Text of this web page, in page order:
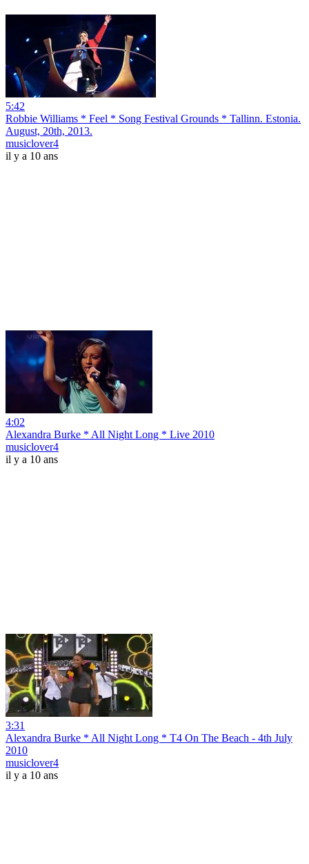
5:42
Robbie Williams * Feel * Song Festival Grounds * Tallinn. Estonia.
August, 20th, 2013.
musiclover4
il y a 10 ans
4:02
Alexandra Burke * All Night Long * Live 2010
musiclover4
il y a 10 ans
3:31
Alexandra Burke * All Night Long * T4 On The Beach - 4th July
2010
musiclover4
il y a 10 ans